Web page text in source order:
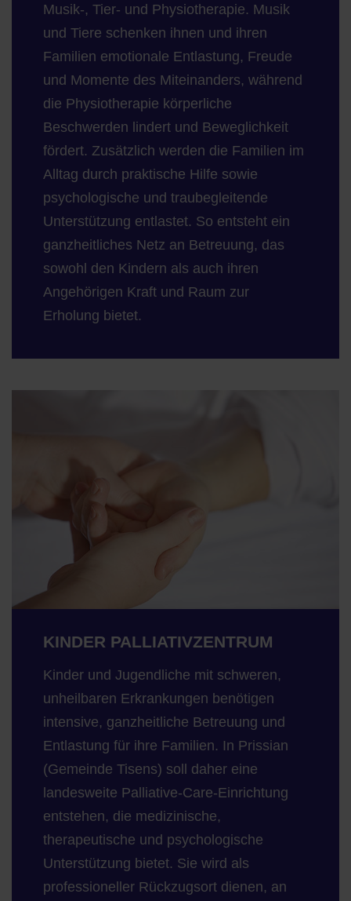
Musik-, Tier- und Physiotherapie. Musik
und Tiere schenken ihnen und ihren
Familien emotionale Entlastung, Freude
und Momente des Miteinanders, während
die Physiotherapie körperliche
Beschwerden lindert und Beweglichkeit
fördert. Zusätzlich werden die Familien im
Alltag durch praktische Hilfe sowie
psychologische und traubegleitende
Unterstützung entlastet. So entsteht ein
ganzheitliches Netz an Betreuung, das
sowohl den Kindern als auch ihren
Angehörigen Kraft und Raum zur
Erholung bietet.
KINDER PALLIATIVZENTRUM
Kinder und Jugendliche mit schweren,
unheilbaren Erkrankungen benötigen
intensive, ganzheitliche Betreuung und
Entlastung für ihre Familien. In Prissian
(Gemeinde Tisens) soll daher eine
landesweite Palliative-Care-Einrichtung
entstehen, die medizinische,
therapeutische und psychologische
Unterstützung bietet. Sie wird als
professioneller Rückzugsort dienen, an